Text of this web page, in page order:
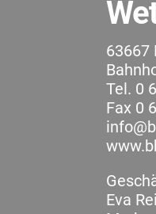
63667
Tel. 0
Fax 0
Eva